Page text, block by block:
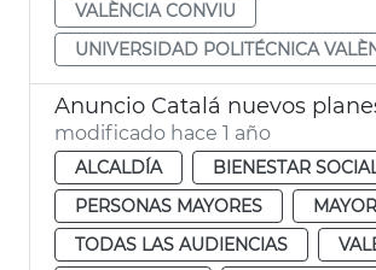
VALÈNCIA CONVIU
UNIVERSIDAD POLITÉCNICA
modificado hace 1 año
ALCALDÍA
BIENESTAR
PERSONAS MAYORES
TODAS LAS AUDIENCIAS